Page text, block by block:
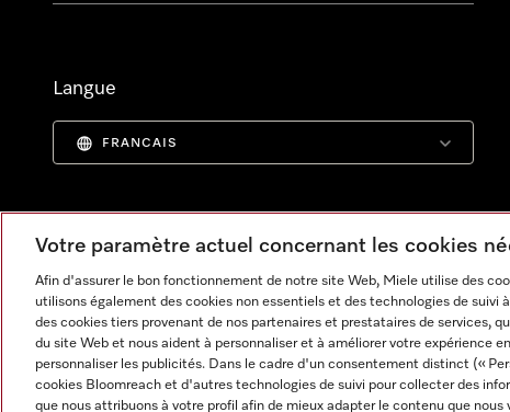
Langue
FRANCAIS
Informations légales CGV Protection des données
Votre paramètre actuel concernant les cookies
Afin d'assurer le bon fonctionnement de notre site Web, Miele utilise des
utilisons également des cookies non essentiels et des technologies de suivi
des cookies tiers provenant de nos partenaires et prestataires de services,
du site Web et nous aident à personnaliser et à améliorer votre expérience
personnaliser les publicités. Dans le cadre d'un consentement distinct («
cookies Bloomreach et d'autres technologies de suivi pour collecter des
que nous attribuons à votre profil afin de mieux adapter le contenu que nous